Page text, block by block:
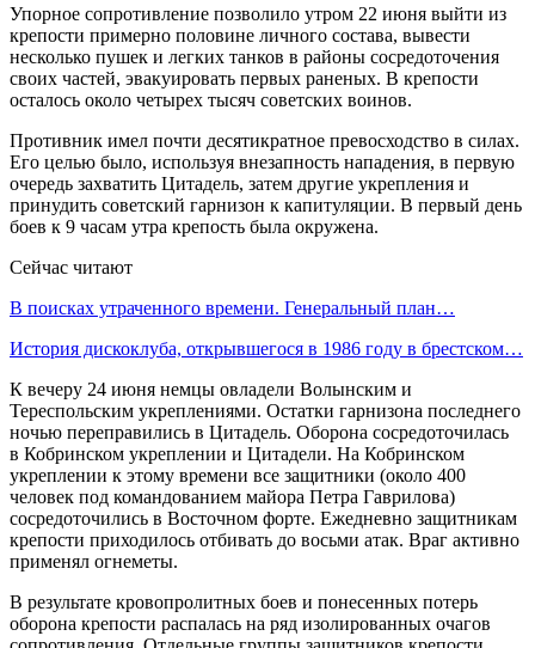
Упорное сопротивление позволило утром 22 июня выйти из
крепости примерно половине личного состава, вывести
несколько пушек и легких танков в районы сосредоточения
своих частей, эвакуировать первых раненых. В крепости
осталось около четырех тысяч советских воинов.
Противник имел почти десятикратное превосходство в силах.
Его целью было, используя внезапность нападения, в первую
очередь захватить Цитадель, затем другие укрепления и
принудить советский гарнизон к капитуляции. В первый день
боев к 9 часам утра крепость была окружена.
Сейчас читают
В поисках утраченного времени. Генеральный план…
История дискоклуба, открывшегося в 1986 году в брестском…
К вечеру 24 июня немцы овладели Волынским и
Тереспольским укреплениями. Остатки гарнизона последнего
ночью переправились в Цитадель. Оборона сосредоточилась
в Кобринском укреплении и Цитадели. На Кобринском
укреплении к этому времени все защитники (около 400
человек под командованием майора Петра Гаврилова)
сосредоточились в Восточном форте. Ежедневно защитникам
крепости приходилось отбивать до восьми атак. Враг активно
применял огнеметы.
В результате кровопролитных боев и понесенных потерь
оборона крепости распалась на ряд изолированных очагов